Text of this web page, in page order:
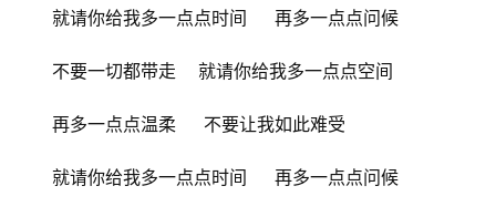
就请你给我多一点点时间     再多一点点问候
不要一切都带走    就请你给我多一点点空间
再多一点点温柔     不要让我如此难受
就请你给我多一点点时间     再多一点点问候